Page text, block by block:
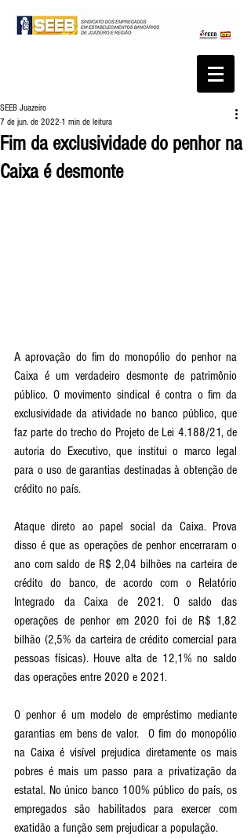
Fim da exclusividade do penhor na
Caixa é desmonte
SEEB Juazeiro
7 de jun. de 2022 1 min de leitura
A aprovação do fim do monopólio do penhor na
Caixa é um verdadeiro desmonte de patrimônio
público. O movimento sindical é contra o fim da
exclusividade da atividade no banco público, que
faz parte do trecho do Projeto de Lei 4.188/21, de
autoria do Executivo, que institui o marco legal
para o uso de garantias destinadas à obtenção de
crédito no país.
Ataque direto ao papel social da Caixa. Prova
disso é que as operações de penhor encerraram o
ano com saldo de R$ 2,04 bilhões na carteira de
crédito do banco, de acordo com o Relatório
Integrado da Caixa de 2021. O saldo das
operações de penhor em 2020 foi de R$ 1,82
bilhão (2,5% da carteira de crédito comercial para
pessoas físicas). Houve alta de 12,1% no saldo
das operações entre 2020 e 2021.
O penhor é um modelo de empréstimo mediante
garantias em bens de valor.  O fim do monopólio
na Caixa é visível prejudica diretamente os mais
pobres é mais um passo para a privatização da
estatal. No único banco 100% público do país, os
empregados são habilitados para exercer com
exatidão a função sem prejudicar a população.